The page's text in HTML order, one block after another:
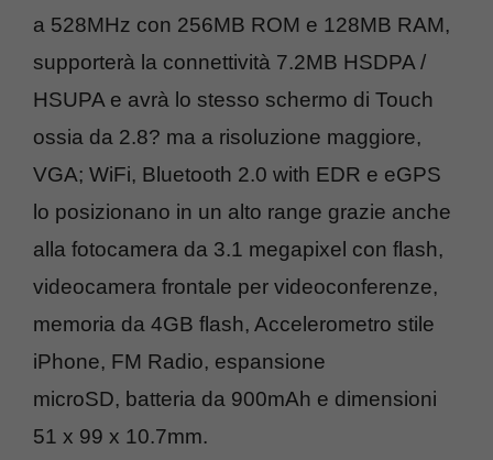
a 528MHz con 256MB ROM e 128MB RAM,
supporterà la connettività 7.2MB HSDPA /
HSUPA e avrà lo stesso schermo di Touch
ossia da 2.8? ma a risoluzione maggiore,
VGA; WiFi, Bluetooth 2.0 with EDR e eGPS
lo posizionano in un alto range grazie anche
alla fotocamera da 3.1 megapixel con flash,
videocamera frontale per videoconferenze,
memoria da 4GB flash, Accelerometro stile
iPhone, FM Radio, espansione
microSD, batteria da 900mAh e dimensioni
51 x 99 x 10.7mm.